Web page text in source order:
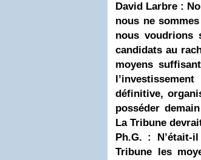
David Larbre :
nous ne
nous voudrions
candidats au
moyens
définitive,
posséder
La Tribune
Ph.G. :
Tribune les